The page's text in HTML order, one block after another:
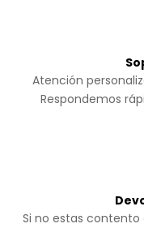
Atención
Respondemos
Si no estas